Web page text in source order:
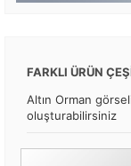
FARKLI ÜRÜN
Altın Orman
oluşturabilirsiniz